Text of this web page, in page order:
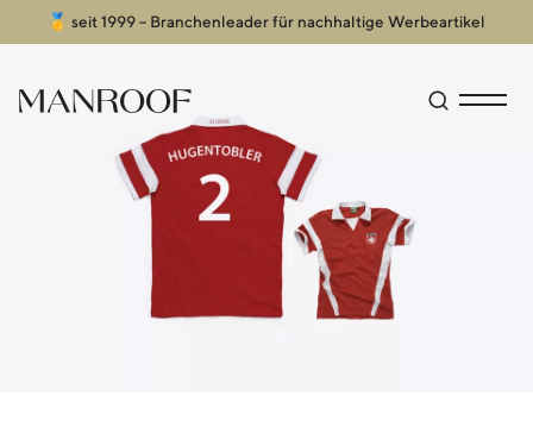
🥇 seit 1999 – Branchenleader für nachhaltige Werbeartikel
Header
Manroof GmbH Suche